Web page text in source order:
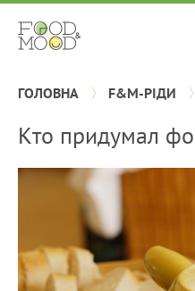
ГОЛОВНА F&M-РІДИ
Кто придумал